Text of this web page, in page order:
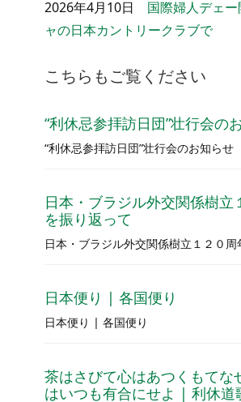
2026年4月10日 国際婦人デェ
ャの日本カントリークラブで
こちらもご覧ください
“利休忌参拝訪日団”壮行会の
“利休忌参拝訪日団”壮行会のお知らせ
日本・ブラジル外交関係樹立
を振り返って
日本・ブラジル外交関係樹立１２０
日本便り | 各国便り
日本便り | 各国便り
茶はさびて心はあつくもて
はいつも有合にせよ | 利休道